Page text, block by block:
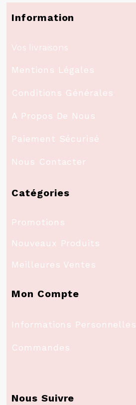
Information
Vos livraisons
Mentions Légales
Conditions Générales
A Propos De Nous
Paiement Sécurisé
Nous Contacter
Catégories
Promotions
Nouveaux Produits
Meilleures Ventes
Mon Compte
Informations Personnelles
Commandes
Nous Suivre